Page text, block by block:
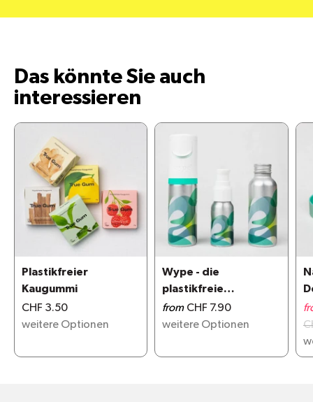
Das könnte Sie auch
interessieren
Plastikfreier
Kaugummi
CHF 3.50
weitere Optionen
Wype - die
plastikfreie
Alternative zu
Feuchttüchern
from CHF 7.90
weitere Optionen